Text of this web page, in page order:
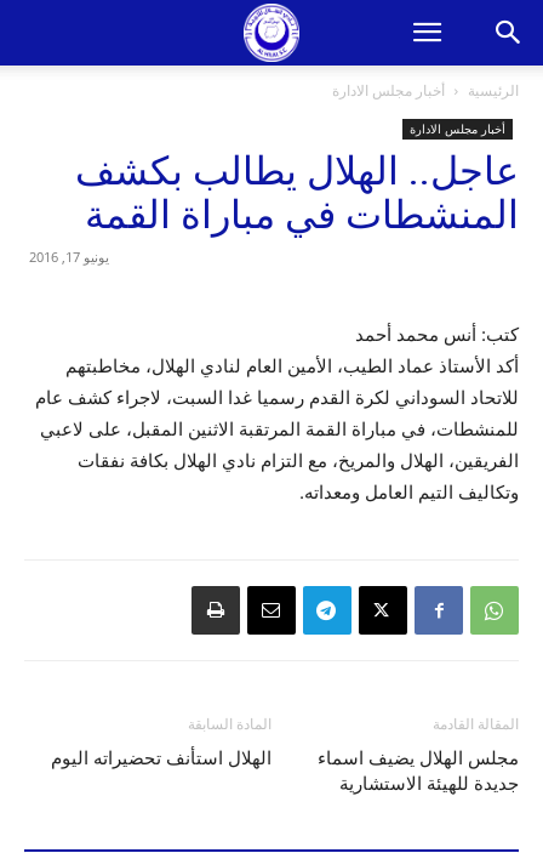
الرئيسية أخبار مجلس الادارة
أخبار مجلس الادارة
عاجل.. الهلال يطالب بكشف
المنشطات في مباراة القمة
يونيو 17, 2016
كتب: أنس محمد أحمد
أكد الأستاذ عماد الطيب، الأمين العام لنادي الهلال، مخاطبتهم
للاتحاد السوداني لكرة القدم رسميا غدا السبت، لاجراء كشف عام
للمنشطات، في مباراة القمة المرتقبة الاثنين المقبل، على لاعبي
الفريقين، الهلال والمريخ، مع التزام نادي الهلال بكافة نفقات
وتكاليف التيم العامل ومعداته.
المادة السابقة
الهلال استأنف تحضيراته اليوم
المقالة القادمة
مجلس الهلال يضيف اسماء
جديدة للهيئة الاستشارية